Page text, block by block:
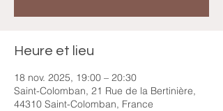
Heure et lieu
18 nov. 2025, 19:00 – 20:30
Saint-Colomban, 21 Rue de la Bertinière,
44310 Saint-Colomban, France